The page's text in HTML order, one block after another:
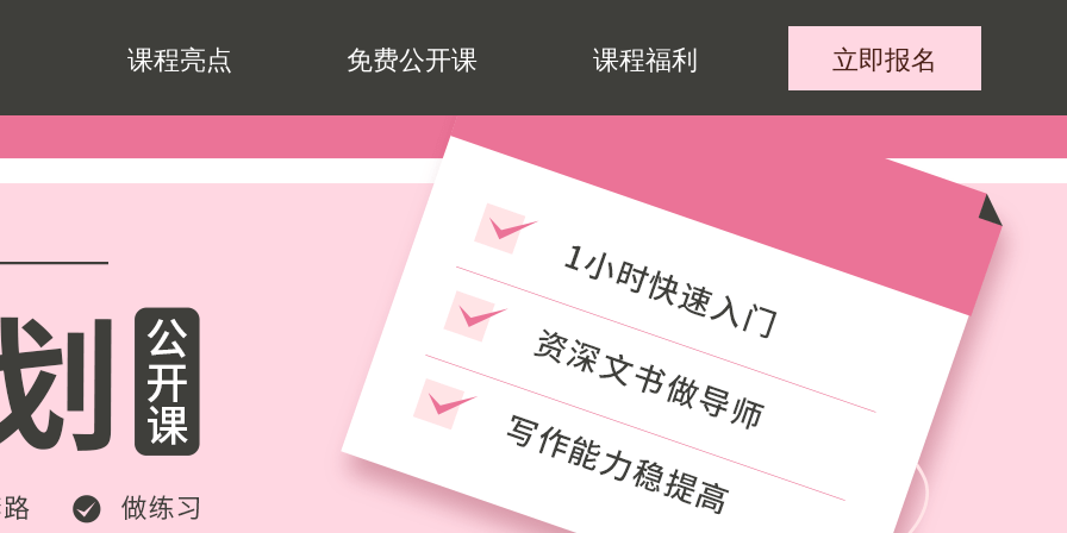
课程亮点 免费公开课 课程福利 立即报名